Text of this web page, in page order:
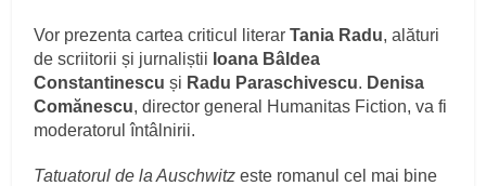
Vor prezenta cartea criticul literarTania Radu, alături
de scriitorii și jurnaliștii Ioana Bâldea
Constantinescu și Radu Paraschivescu. Denisa
Comănescu, director general Humanitas Fiction, va fi
moderatorul întâlnirii.
Tatuatorul de la Auschwitz este romanul cel mai bine